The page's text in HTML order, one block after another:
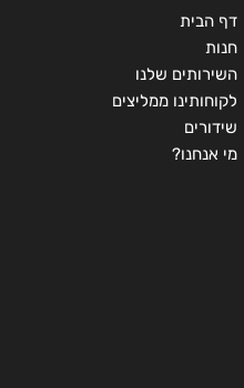
דף הבית
חנות
השירותים שלנו
לקוחותינו ממליצים
שידורים
מי אנחנו?